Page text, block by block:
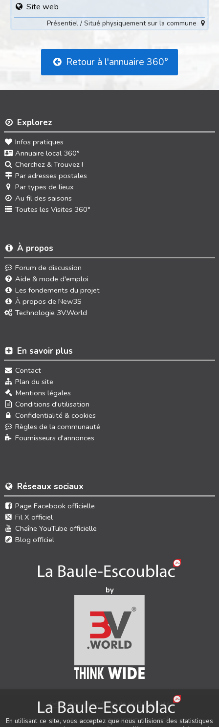
Site web
Présentiel / Situé physiquement sur la commune
Retour à l'annuaire 360°
Réseaux sociaux
Page Facebook officielle
Fil X officiel
Chaîne YouTube officielle
Blog officiel
En savoir plus
Contact
Plan du site
Mentions légales
Conditions d'utilisation
Confidentialité & cookies
Règles de la communauté
Fournisseurs d'annonces
Explorez
Infos pratiques
Annuaire local 360°
Cherchez & Trouvez !
Par adresses postales
Par types de lieux
Au fil des saisons
Toutes les Visites 360°
À propos
Forum de discussion
Aide & mode d'emploi
Les fondements du projet
À propos de New3S
Technologie 3V.World
by
Gérer mes paramètres de confidentialité
Auteur & conception 3V.WORLD&New3S ®
En utilisant ce site, vous acceptez que nous utilisions des statistiques